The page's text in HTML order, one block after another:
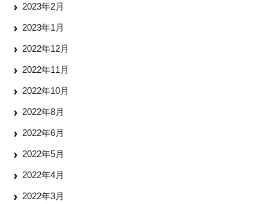
2023年2月
2023年1月
2022年12月
2022年11月
2022年10月
2022年8月
2022年6月
2022年5月
2022年4月
2022年3月